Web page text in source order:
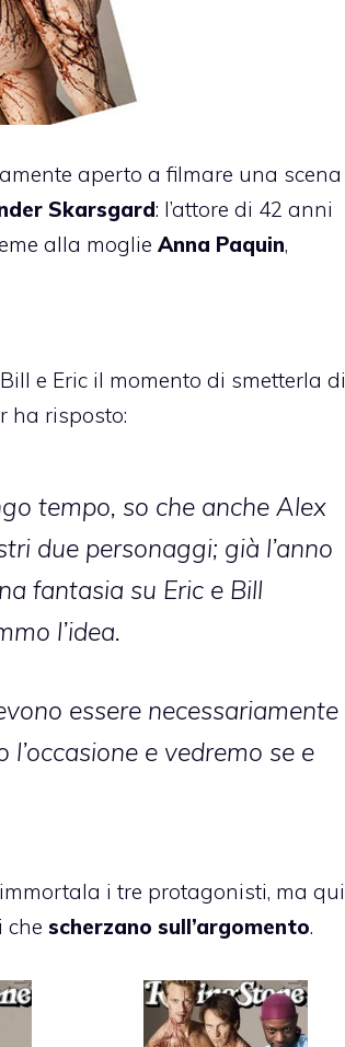
aperto a filmare una scena
Skarsgard: l’attore di 42 anni
alla moglie Anna Paquin,
e Eric il momento di smetterla di
ha risposto:
tempo, so che anche Alex
due personaggi; già l’anno
fantasia su Eric e Bill
l’idea.
essere necessariamente
e vedremo se e
i tre protagonisti, ma qui
che scherzano sull’argomento.